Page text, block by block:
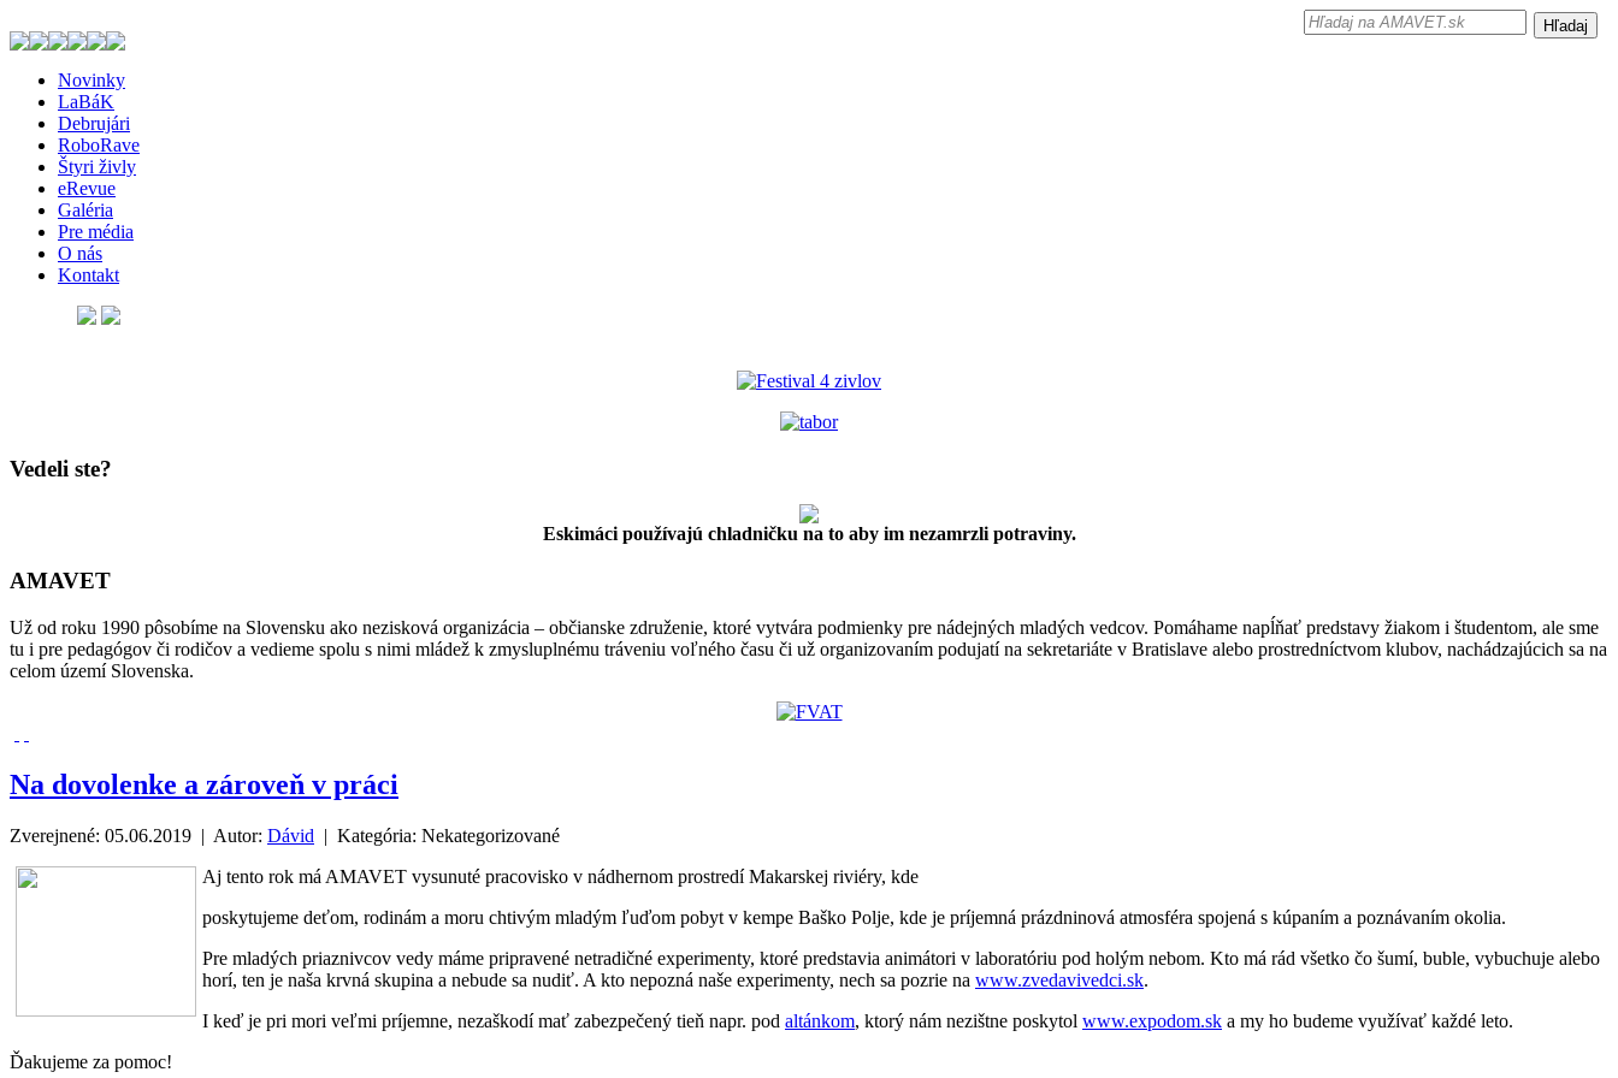
Novinky
LaBáK
Debrujári
RoboRave
Štyri živly
eRevue
Galéria
Pre média
O nás
Kontakt
Vedeli ste?
Eskimáci používajú chladničku na to aby im nezamrzli potraviny.
AMAVET
Už od roku 1990 pôsobíme na Slovensku ako nezisková organizácia – občianske združenie, ktoré vytvára podmienky pre nádejných mladých vedcov. Pomáhame napĺňať predstavy žiakom i študentom, ale sme
tu i pre pedagógov či rodičov a vedieme spolu s nimi mládež k zmysluplnému tráveniu voľného času či už organizovaním podujatí na sekretariáte v Bratislave alebo prostredníctvom klubov, nachádzajúcich sa na
celom území Slovenska.
Na dovolenke a zároveň v práci
Zverejnené: 05.06.2019 | Autor: Dávid | Kategória: Nekategorizované
Aj tento rok má AMAVET vysunuté pracovisko v nádhernom prostredí Makarskej riviéry, kde
poskytujeme deťom, rodinám a moru chtivým mladým ľuďom pobyt v kempe Baško Polje, kde je príjemná prázdninová atmosféra spojená s kúpaním a poznávaním okolia.
Pre mladých priaznivcov vedy máme pripravené netradičné experimenty, ktoré predstavia animátori v laboratóriu pod holým nebom. Kto má rád všetko čo šumí, buble, vybuchuje alebo
horí, ten je naša krvná skupina a nebude sa nudiť. A kto nepozná naše experimenty, nech sa pozrie na www.zvedavivedci.sk.
I keď je pri mori veľmi príjemne, nezaškodí mať zabezpečený tieň napr. pod altánkom, ktorý nám nezištne poskytol www.expodom.sk a my ho budeme využívať každé leto.
Ďakujeme za pomoc!